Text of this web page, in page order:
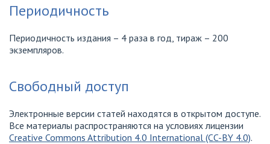
Периодичность
Периодичность издания – 4 раза в год, тираж – 200
экземпляров.
Свободный доступ
Электронные версии статей находятся в открытом доступе.
Все материалы распространяются на условиях лицензии
Creative Commons Attribution 4.0 International (CC-BY 4.0).